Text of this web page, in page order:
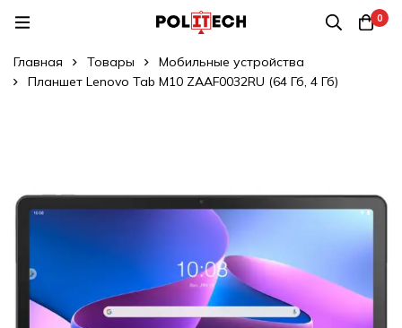
0
Главная Товары
Мобильные устройства
Планшет Lenovo Tab M10 ZAAF0032RU (64 Гб, 4 Гб)